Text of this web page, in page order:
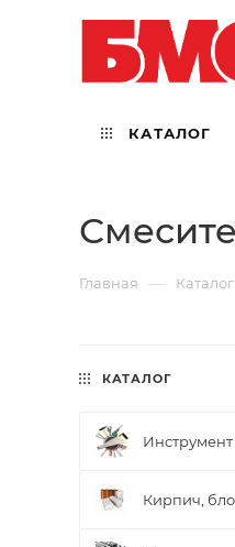
КАТАЛОГ
Главная — Каталог
КАТАЛОГ
Инструмент
Кирпич,